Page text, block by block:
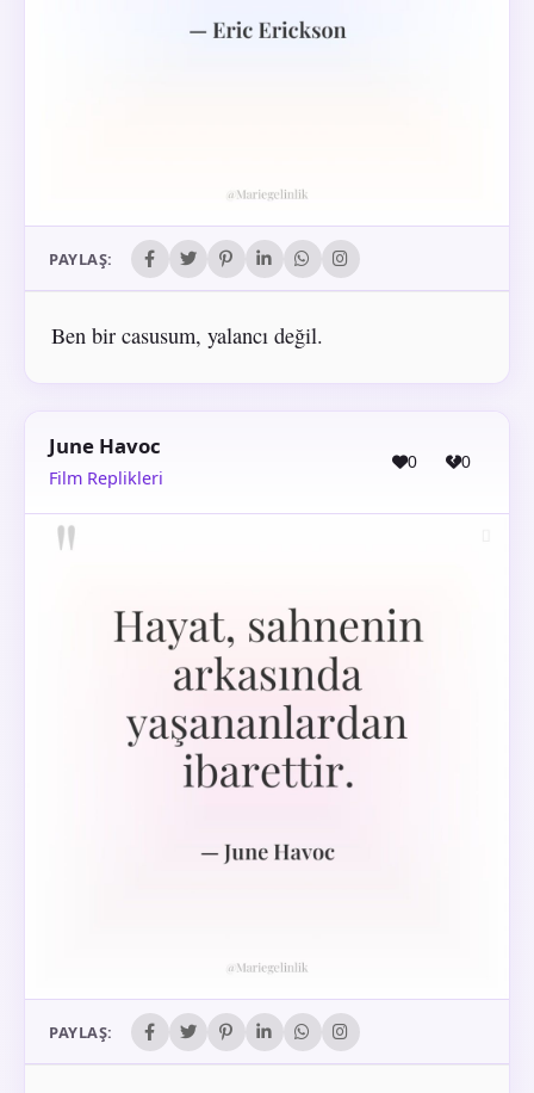
PAYLAŞ:
Ben bir casusum, yalancı değil.
June Havoc
Film Replikleri
0 0
PAYLAŞ: